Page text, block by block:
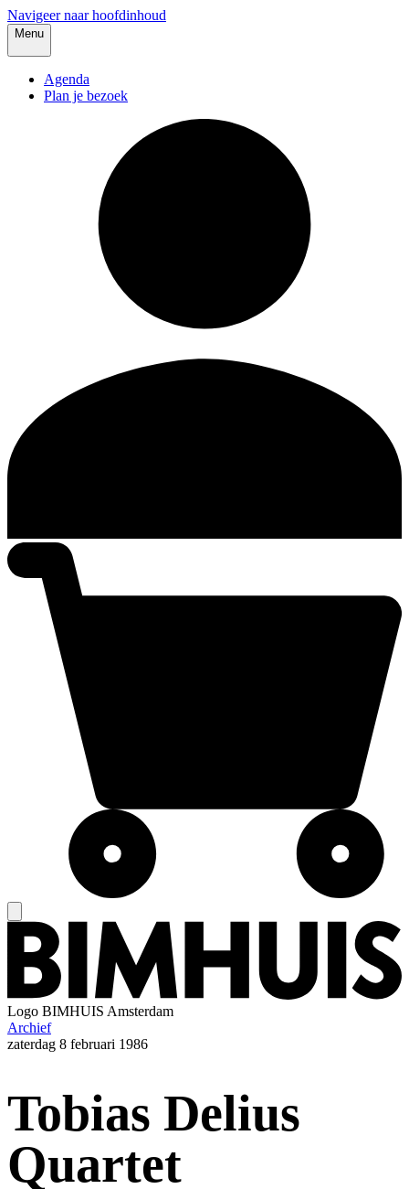
Navigeer naar hoofdinhoud
Menu
Agenda
Plan je bezoek
Logo BIMHUIS Amsterdam
Archief
zaterdag 8 februari 1986
Tobias Delius
Quartet